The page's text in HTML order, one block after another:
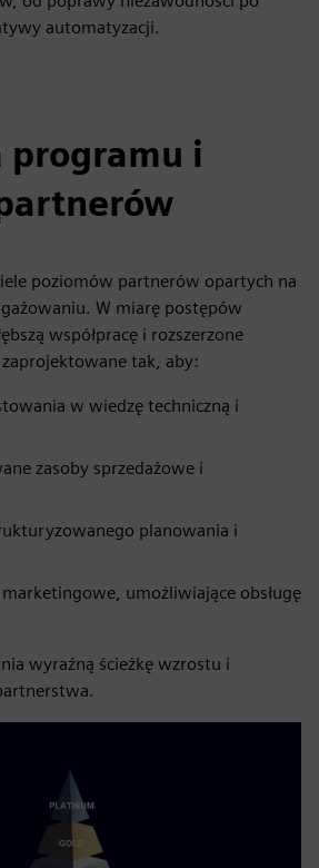
automatyzacji.
i
poziomów partnerów opartych na
W miarę postępów
współpracę i rozszerzone
tak, aby:
w wiedzę techniczną i
zasoby sprzedażowe i
planowania i
umożliwiające obsługę
wyraźną ścieżkę wzrostu i